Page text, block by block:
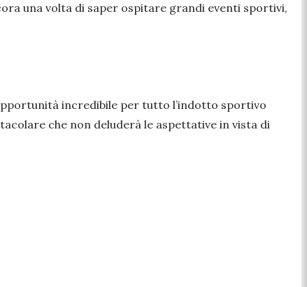
una volta di saper ospitare grandi eventi sportivi,
incredibile per tutto l’indotto sportivo
che non deluderà le aspettative in vista di